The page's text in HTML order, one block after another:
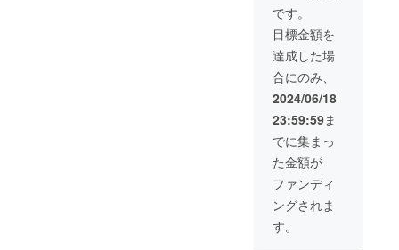
連絡します。
です。
目標金額を
達成した場
合にのみ、
2024/06/18
23:59:59ま
でに集まっ
た金額が
ファンディ
ングされま
す。